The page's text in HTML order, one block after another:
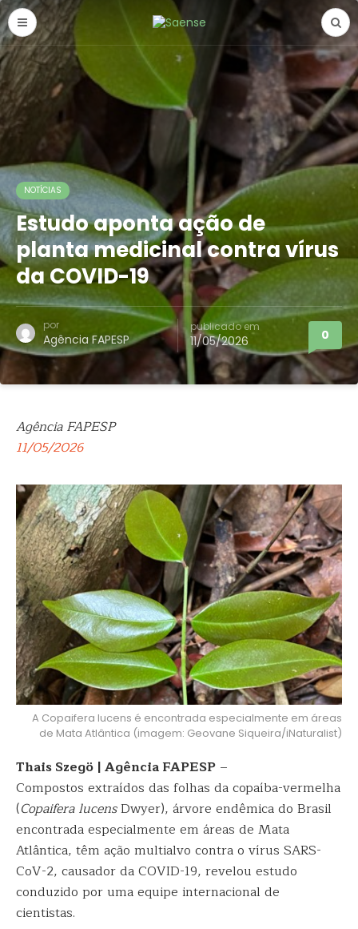
NOTÍCIAS
Estudo aponta ação de
planta medicinal contra vírus
da COVID-19
por
Agência FAPESP
publicado em
11/05/2026 0
Agência FAPESP
11/05/2026
A Copaifera lucens é encontrada especialmente em áreas
de Mata Atlântica (imagem: Geovane Siqueira/iNaturalist)
Thais Szegö | Agência FAPESP –
Compostos extraídos das folhas da copaíba-vermelha
(Copaifera lucensDwyer), árvore endêmica do Brasil
encontrada especialmente em áreas de Mata
Atlântica, têm ação multialvo contra o vírus SARS-
CoV-2, causador da COVID-19, revelou estudo
conduzido por uma equipe internacional de
cientistas.